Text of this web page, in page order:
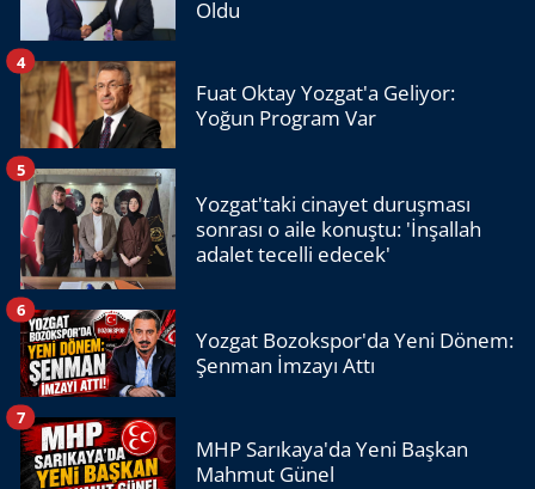
Oldu
Fuat Oktay Yozgat'a Geliyor:
Yoğun Program Var
4
Yozgat'taki cinayet duruşması
sonrası o aile konuştu: 'İnşallah
adalet tecelli edecek'
5
Yozgat Bozokspor'da Yeni Dönem:
Şenman İmzayı Attı
6
MHP Sarıkaya'da Yeni Başkan
Mahmut Günel
7